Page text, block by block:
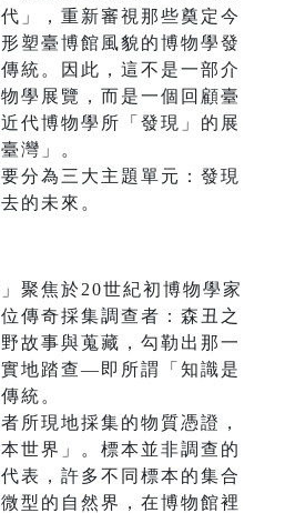
」，重新審視那些奠定今
塑臺博館風貌的博物學發
統。因此，這不是一部介
學展覽，而是一個回顧臺
代博物學所「發現」的展
灣」。
分為三大主題單元：發現
的未來。
聚焦於20世紀初博物學家
傳奇採集調查者：森丑之
故事與蒐藏，勾勒出那一
地踏查—即所謂「知識是
統。
所現地採集的物質憑證，
世界」。標本並非調查的
表，許多不同標本的集合
型的自然界，在博物館裡